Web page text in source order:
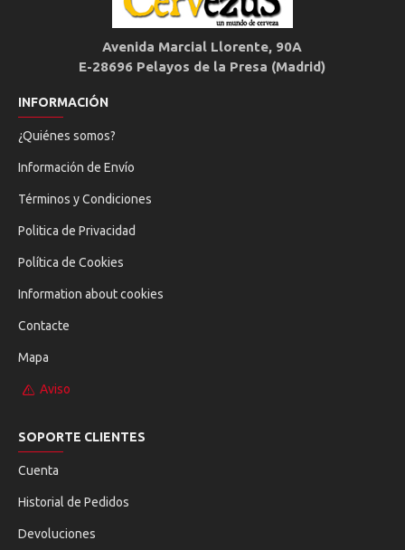
Avenida Marcial Llorente, 90A
E-28696 Pelayos de la Presa (Madrid)
INFORMACIÓN
¿Quiénes somos?
Información de Envío
Términos y Condiciones
Politica de Privacidad
Política de Cookies
Information about cookies
Contacte
Mapa
Aviso
SOPORTE CLIENTES
Cuenta
Historial de Pedidos
Devoluciones